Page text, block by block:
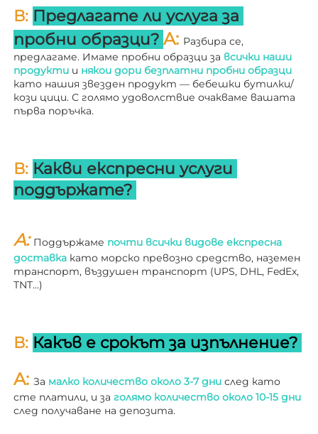
В: Предлагате ли услуга за
пробни образци? A: Разбира се,
предлагаме. Имаме пробни образци за всички наши
продукти и
като нашия звезден продукт — бебешки бутилки/
кози цици. С голямо удоволствие очакваме вашата
първа поръчка.
В: Какви експресни услуги
поддържате?
A: Поддържаме почти всички видове експресна
доставка като морско превозно средство, наземен
транспорт, въздушен транспорт (UPS, DHL, FedEx,
TNT…)
В: Какъв е срокът за изпълнение?
A: За малко количество около 3-7 дни след като
сте платили, и за
след получаване на депозита.